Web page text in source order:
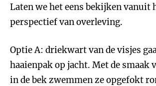
Laten we het eens bekijken vanuit
perspectief van overleving.
Optie A: driekwart van de visjes
haaienpak op jacht. Met de smaak
in de bek zwemmen ze opgefokt